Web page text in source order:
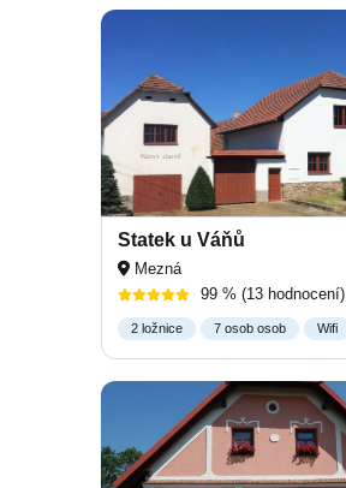
Statek u Váňů
Mezná
99 % (13 hodnocení)
2 ložnice 7 osob osob Wifi